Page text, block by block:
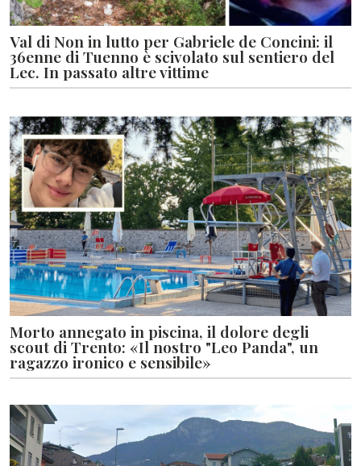
Val di Non in lutto per Gabriele de Concini: il
36enne di Tuenno è scivolato sul sentiero del
Lec. In passato altre vittime
Morto annegato in piscina, il dolore degli
scout di Trento: «Il nostro "Leo Panda", un
ragazzo ironico e sensibile»